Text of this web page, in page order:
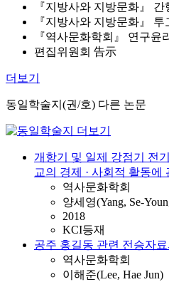
『지방사와 지방문화』 간
『지방사와 지방문화』 투
『역사문화학회』 연구윤
편집위원회 告示
더보기
동일학술지(권/호) 다른 논문
개항기 및 일제 강점기 전
교의 경제 · 사회적 활동에
역사문화학회
양세영(Yang, Se-
2018
KCI등재
공주 홍길동 관련 전승자료
역사문화학회
이해준(Lee, Hae Jun)